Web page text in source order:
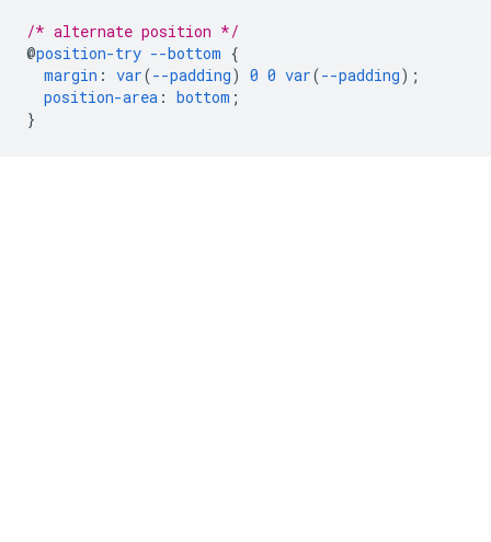
/* alternate position */
@position-try --bottom {
margin : var(--padding) 0 0 var(--padding);
position-area : bottom ;
}